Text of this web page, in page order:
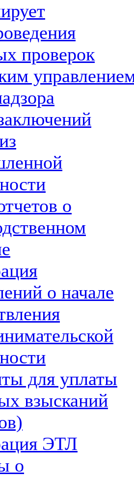
проверок
о
о начале
для уплаты
взысканий
ЭТЛ
о